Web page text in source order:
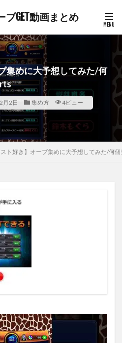
ブGET動画まとめ
集めに大予想してみた/何
月2日 集め方 4ビュー
スト好き】オーブ集めに大予想してみた/